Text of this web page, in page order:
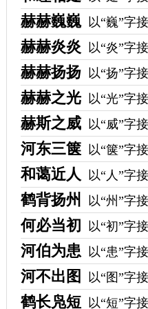
赫赫巍巍 以“巍”字
赫赫炎炎 以“炎”字
赫赫扬扬 以“扬”字
赫赫之光 以“光”字
赫斯之威 以“威”字
河东三箧 以“箧”字
和蔼近人 以“人”字
鹤背扬州 以“州”字
何必当初 以“初”字
河伯为患 以“患”字
河不出图 以“图”字
鹤长凫短 以“短”字